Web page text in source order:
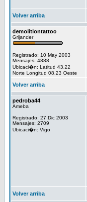
Volver arriba
demolitiontattoo
Grijander
Registrado: 10 May 2003
Mensajes: 4888
Ubicaci�n: Latitud 43.22
Norte Longitud 08.23 Oeste
Volver arriba
pedroba44
Ameba
Registrado: 27 Dic 2003
Mensajes: 2709
Ubicaci�n: Vigo
Volver arriba